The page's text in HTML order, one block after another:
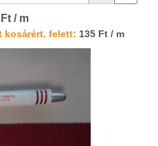
/ m
kosárért. felett: 135 Ft / m